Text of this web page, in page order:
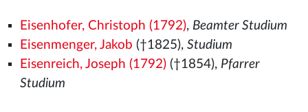
Eisenhofer, Christoph (1792), Beamter Studium
Eisenmenger, Jakob (†1825), Studium
Eisenreich, Joseph (1792)(†1854), Pfarrer
Studium